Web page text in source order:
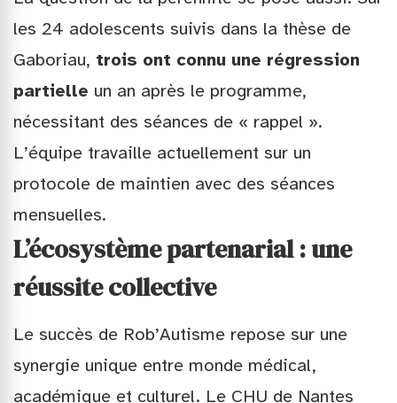
les 24 adolescents suivis dans la thèse de
Gaboriau, trois ont connu une régression
partielle un an après le programme,
nécessitant des séances de « rappel ».
L’équipe travaille actuellement sur un
protocole de maintien avec des séances
mensuelles.
L’écosystème partenarial : une
réussite collective
Le succès de Rob’Autisme repose sur une
synergie unique entre monde médical,
académique et culturel. Le CHU de Nantes